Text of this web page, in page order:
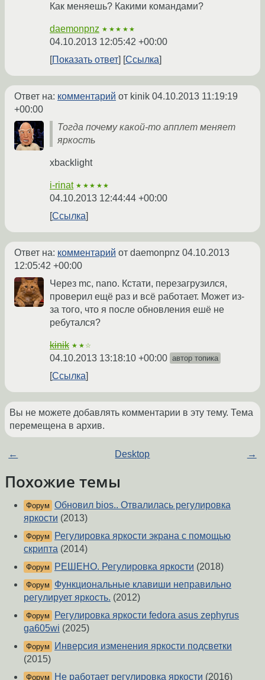
Как меняешь? Какими командами?
daemonpnz ★★★★★
04.10.2013 12:05:42 +00:00
Показать ответ
Ссылка
Ответ на: комментарий от kinik 04.10.2013 11:19:19
+00:00
Тогда почему какой-то апплет меняет
яркость
xbacklight
i-rinat ★★★★★
04.10.2013 12:44:44 +00:00
Ссылка
Ответ на: комментарий от daemonpnz 04.10.2013
12:05:42 +00:00
Через mc, nano. Кстати, перезагрузился,
проверил ещё раз и всё работает. Может из-
за того, что я после обновления ешё не
ребутался?
kinik ★★☆
04.10.2013 13:18:10 +00:00 автор топика
Ссылка
Вы не можете добавлять комментарии в эту тему. Тема
перемещена в архив.
← Desktop →
Похожие темы
Форум Обновил bios.. Отвалилась регулировка
яркости (2013)
Форум
Регулировка яркости экрана с помощью
скрипта (2014)
Форум РЕШЕНО. Регулировка яркости (2018)
Форум
Функциональные клавиши неправильно
регулирует яркость. (2012)
Форум
Регулировка яркости fedora asus zephyrus
ga605wi (2025)
Форум
Инверсия изменения яркости подсветки
(2015)
Форум Не работает регулировка яркости (2016)